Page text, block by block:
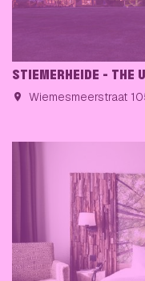
STIEMERHEIDE - THE
Wiemesmeerstraat